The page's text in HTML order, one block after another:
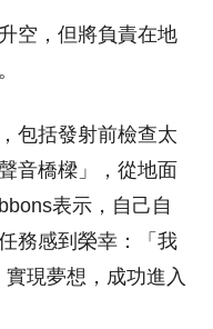
空，但將負責在地
包括發射前檢查太
音橋樑」，從地面
表示，自己自
務感到榮幸：「我
現夢想，成功進入